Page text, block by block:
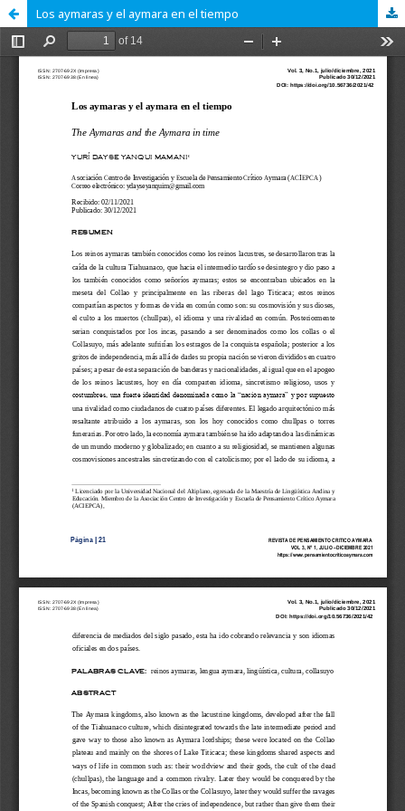
Los aymaras y el aymara en el tiempo